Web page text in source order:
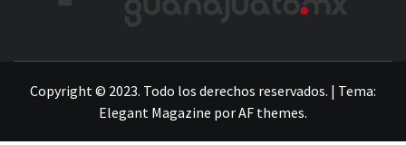
Copyright © 2023. Todo los derechos reservados. | Tema:
Elegant Magazine porAF themes.